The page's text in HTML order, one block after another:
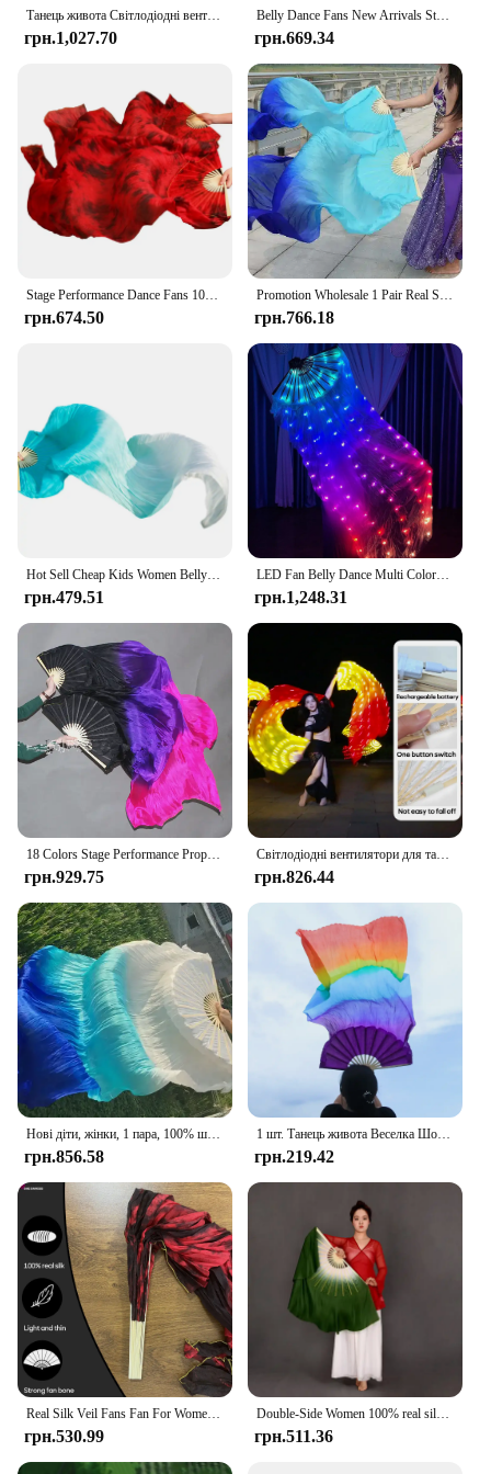
Танець живота Світлодіодні вентилятори Аксесуари Шовкові вентилятори Жіночі світлодіодні лампи Вуаль для танцю живота Реквізит для виступу костюми для танців
грн.1,027.70
Belly Dance Fans New Arrivals Stage Performance Dance Fans 100% Silk Veils Colored Women Belly Dance Fan Veils 2pcs
грн.669.34
Stage Performance Dance Fans 100% Silk Veils Colored Women Belly Dance Fan Veils (2pcs) black+red Color mixing
грн.674.50
Promotion Wholesale 1 Pair Real Silk Belly Dance Veils Classic Size Bamboo Fan Veil Dancer Preformance Show Props Customized
грн.766.18
грн.479.51
LED Fan Belly Dance Multi Colors 180cm Silk Fans Women LED Light 1 pair Belly Dancing Veil Performance Props costumes for Dance
грн.1,248.31
грн.929.75
Світлодіодні вентилятори для танцю живота Китайська вуаль зі справжнього шовку Одна пара Права рука Ліва рука 180 см Аксесуари для сценічного виступу Опора
грн.826.44
грн.856.58
1 шт. Танець живота Веселка Шовковий віяло Градієнтний колір Танцівниця Практика Довга 150 см Імітація шовкової вуали Віяла Реквізит для сценічного виступу
грн.219.42
грн.530.99
Double-Side Women 100% real silk Fan Veils for Belly Dance Chinese Folk Dance Veil Fans Two Layers Dancing Props 1pair/2pcs
грн.511.36